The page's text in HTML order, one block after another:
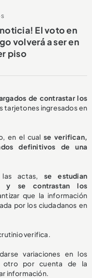
noticia! El voto en
volverá a ser en
piso
de contrastar los
tarjetones ingresados en
en el cualse verifican,
definitivos de una
actas, se estudian
y se contrastan los
que la información
por los ciudadanos en
verifica.
variaciones en los
otro por cuenta de la
información.